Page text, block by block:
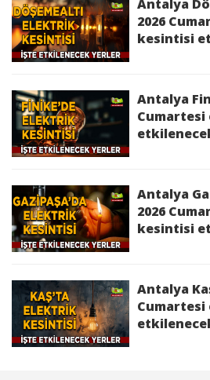
kesintisinden etkilenecek
Aksu 8 Temmuz 2026
Alanya 8 Temmuz 2026
kesintisinden etkilenecek
Antalya
2026
kesintisi
Antalya
Antalya
2026
kesintisi
Antalya